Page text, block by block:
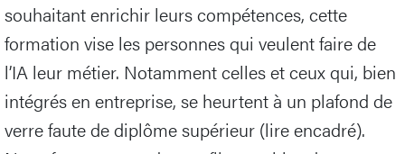
souhaitant enrichir leurs compétences, cette
formation vise les personnes qui veulent faire de
l’IA leur métier. Notamment celles et ceux qui, bien
intégrés en entreprise, se heurtent à un plafond de
verre faute de diplôme supérieur (lire encadré).